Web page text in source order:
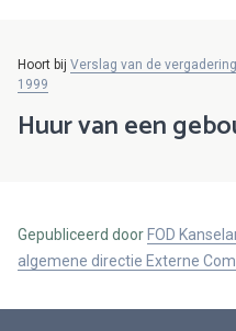
Hoort bij Verslag van de
1999
Huur van een
Gepubliceerd door FOD
algemene directie Externe